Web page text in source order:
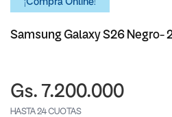
¡Comprá Online!
Samsung Galaxy S26 Negro-
Gs. 7.200.000
HASTA 24 CUOTAS